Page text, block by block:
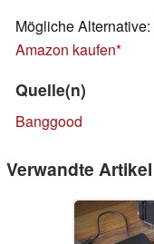
Mögliche Alternative:
Amazon kaufen
Quelle(n)
Banggood
Verwandte Artikel